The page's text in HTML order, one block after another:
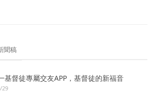
聞稿
基督徒專屬交友APP，基督徒的新福音
29